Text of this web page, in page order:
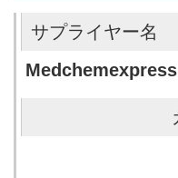
Medchemexpress